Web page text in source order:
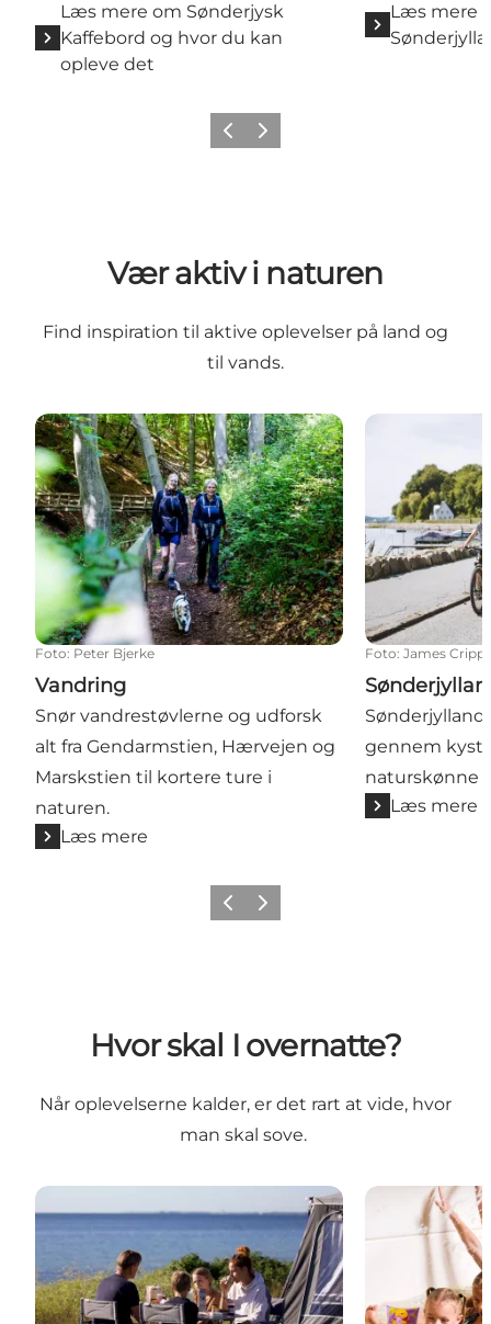
Læs mere om Sønderjysk
Kaffebord og hvor du kan
opleve det
Læs mere
ForrigeNæste
Vær aktiv i naturen
Find inspiration til aktive oplevelser på land og
til vands.
Vandring
Foto: Peter Bjerke
Vandring
Snør vandrestøvlerne og udforsk
alt fra Gendarmstien, Hærvejen og
Marskstien til kortere ture i
naturen.
Læs mere
Sønderjylland
Foto: James
gennem
naturskønne
Læs mere
ForrigeNæste
Hvor skal I overnatte?
Når oplevelserne kalder, er det rart at vide, hvor
man skal sove.
Her starter campingferien Enjoy Resorts